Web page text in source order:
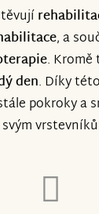
, a
.
den. Díky
pokroky a